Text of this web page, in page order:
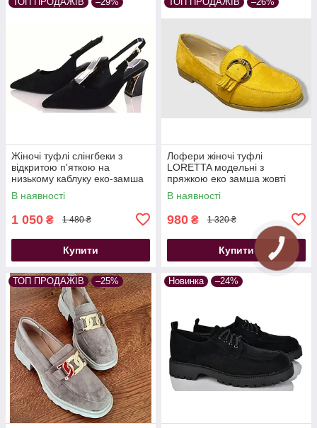
Жіночі туфлі слінгбеки з
відкритою п'яткою на
низькому каблуку еко-замша
чорні
В наявності
1 050 ₴ 1 480 ₴
Купити
Лофери жіночі туфлі
LORETTA модельні з
пряжкою еко замша жовті
В наявності
980 ₴ 1 320 ₴
Купити
ТОП ПРОДАЖІВ –25% Новинка –24%